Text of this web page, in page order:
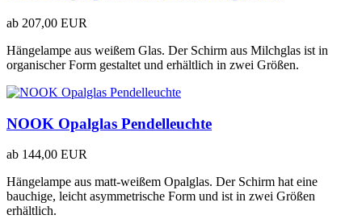
ab 207,00 EUR
Hängelampe aus weißem Glas. Der Schirm aus Milchglas ist in
organischer Form gestaltet und erhältlich in zwei Größen.
NOOK Opalglas Pendelleuchte
ab 144,00 EUR
Hängelampe aus matt-weißem Opalglas. Der Schirm hat eine
bauchige, leicht asymmetrische Form und ist in zwei Größen
erhältlich.